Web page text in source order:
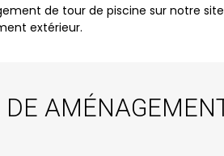
de tour de piscine sur notre
extérieur.